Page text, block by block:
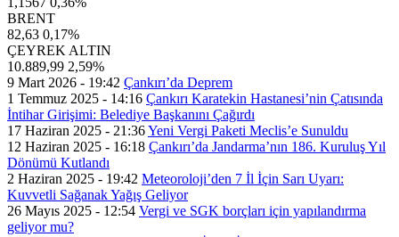
BRENT
82,63 0,17%
ÇEYREK ALTIN
10.889,99 2,59%
9 Mart 2026 - 19:42 Çankırı’da Deprem
1 Temmuz 2025 - 14:16 Çankırı Karatekin Hastanesi’nin Çatısında
İntihar Girişimi: Belediye Başkanını Çağırdı
17 Haziran 2025 - 21:36Yeni Vergi Paketi Meclis’e Sunuldu
12 Haziran 2025 - 16:18 Çankırı’da Jandarma’nın 186. Kuruluş Yıl
Dönümü Kutlandı
2 Haziran 2025 - 19:42 Meteoroloji’den 7 İl İçin Sarı Uyarı:
Kuvvetli Sağanak Yağış Geliyor
26 Mayıs 2025 - 12:54 Vergi ve SGK borçları için yapılandırma
geliyor mu?